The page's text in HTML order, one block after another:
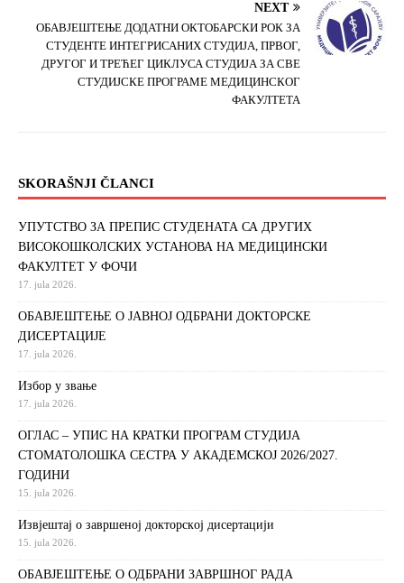
NEXT
ОБАВЈЕШТЕЊЕ ДОДАТНИ ОКТОБАРСКИ РОК ЗА
СТУДЕНТЕ ИНТЕГРИСАНИХ СТУДИЈА, ПРВОГ,
ДРУГОГ И ТРЕЋЕГ ЦИКЛУСА СТУДИЈА ЗА СВЕ
СТУДИЈСКЕ ПРОГРАМЕ МЕДИЦИНСКОГ
ФАКУЛТЕТА
SKORAŠNJI ČLANCI
УПУТСТВО ЗА ПРЕПИС СТУДЕНАТА СА ДРУГИХ
ВИСОКОШКОЛСКИХ УСТАНОВА НА МЕДИЦИНСКИ
ФАКУЛТЕТ У ФОЧИ
17. jula 2026.
ОБАВЈЕШТЕЊЕ О ЈАВНОЈ ОДБРАНИ ДОКТОРСКЕ
ДИСЕРТАЦИЈЕ
17. jula 2026.
Избор у звање
17. jula 2026.
ОГЛАС – УПИС НА КРАТКИ ПРОГРАМ СТУДИЈА
СТОМАТОЛОШКА СЕСТРА У АКАДЕМСКОЈ 2026/2027.
ГОДИНИ
15. jula 2026.
Извjeштaj o зaвршeнoj дoктoрскoj дисeртaциjи
15. jula 2026.
ОБАВЈЕШТЕЊЕ О ОДБРАНИ ЗАВРШНОГ РАДА